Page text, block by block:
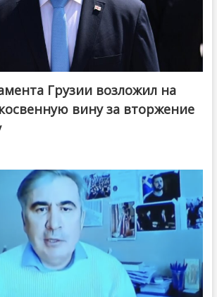
Грузии возложил на
вину за вторжение